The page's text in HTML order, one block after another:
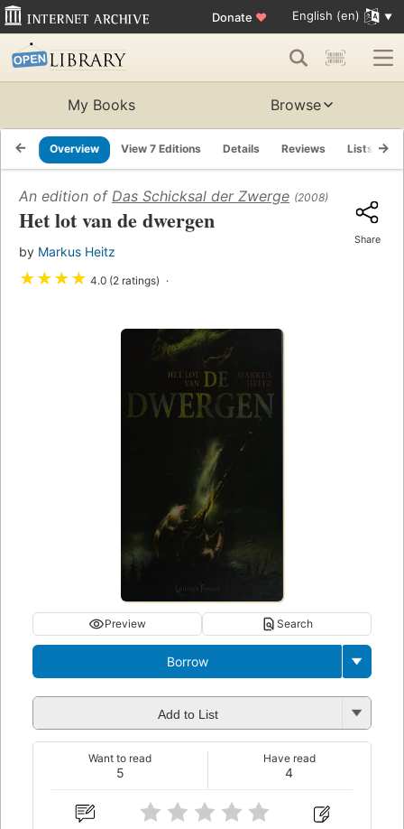
Donate ♥ English (en)
My Books Browse
Overview View 7 Editions Details Reviews Lists
An edition of Das Schicksal der Zwerge (2008)
Het lot van de dwergen
by Markus Heitz
★★★★ 4.0 (2 ratings)
Share
Preview Search
Borrow
Add to List
5
Want to read
4
Have read